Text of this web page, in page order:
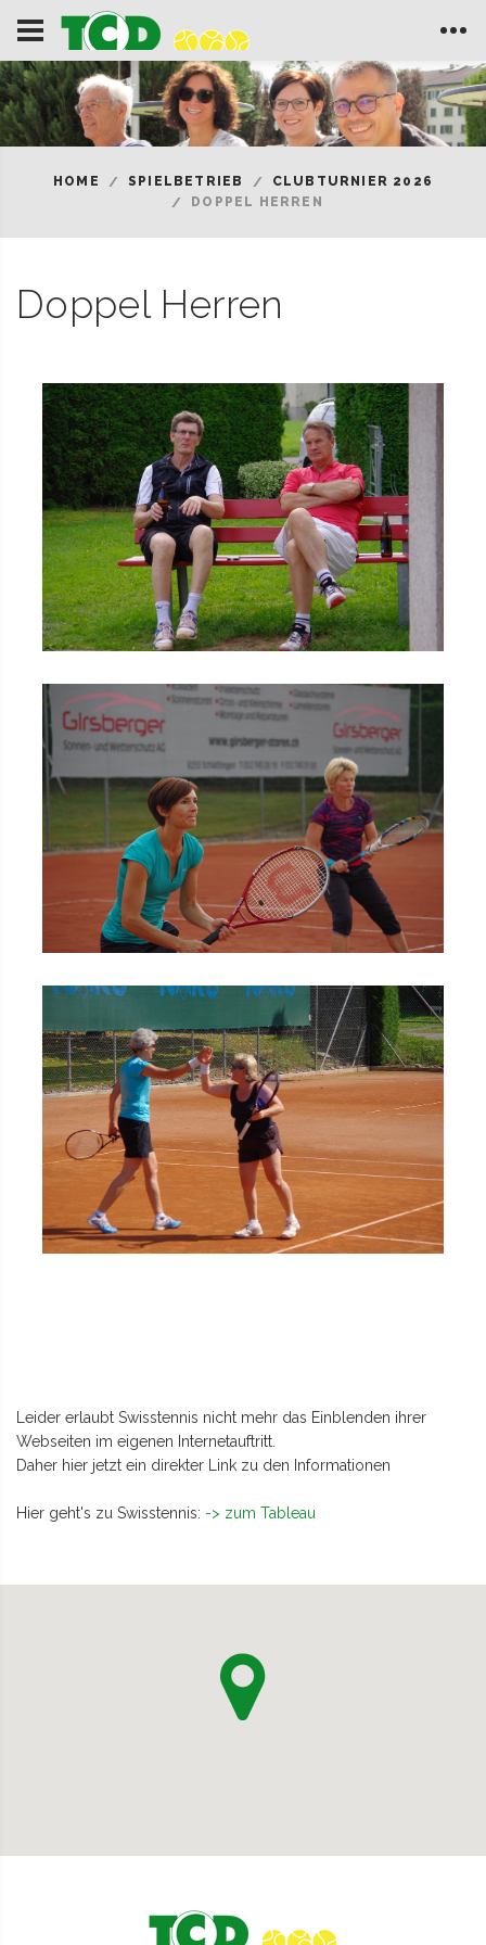
HOME SPIELBETRIEB
CLUBTURNIER 2026
DOPPEL HERREN
Doppel Herren
Leider erlaubt Swisstennis nicht mehr das Einblenden ihrer
Webseiten im eigenen Internetauftritt.
Daher hier jetzt ein direkter Link zu den Informationen
Hier geht's zu Swisstennis: -> zum Tableau